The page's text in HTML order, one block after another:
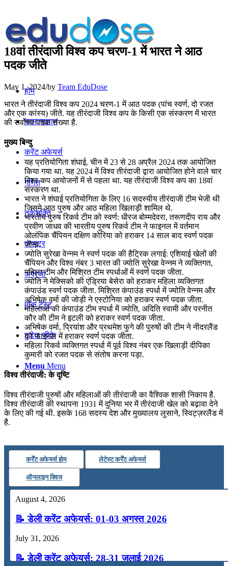
होम
सामान्यज्ञान
करेंट अफेयर्स
गणित
तर्कशक्ति
कंप्यूटर
अंग्रेजी
मॉक टेस्ट
टुडेज जीके
Menu Menu
18वां तीरंदाजी विश्व कप चरण-1 में भारत ने आठ
पदक जीते
May 1, 2024/by Team EduDose
भारत ने तीरंदाजी विश्व कप 2024 चरण-1 में आठ पदक (पांच स्वर्ण, दो रजत
और एक कांस्य) जीते. यह तीरंदाजी विश्व कप के किसी एक संस्करण में भारत
की सर्वोच्च पदक संख्या है.
मुख्य बिन्दु
यह प्रतियोगिता शंघाई, चीन में 23 से 28 अप्रैल 2024 तक आयोजित
किया गया था. यह 2024 में विश्व तीरंदाजी द्वारा आयोजित होने वाले चार
विश्व कप आयोजनों में से पहला था. यह तीरंदाजी विश्व कप का 18वां
संस्करण था.
भारत ने शंघाई प्रतियोगिता के लिए 16 सदस्यीय तीरंदाजी टीम भेजी थी
जिसमे आठ पुरुष और आठ महिला खिलाड़ी शामिल थे.
भारतीय पुरुष रिकर्व टीम को स्वर्ण: धीरज बोम्मदेवरा, तरूणदीप राय और
प्रवीण जाधव की भारतीय पुरुष रिकर्व टीम ने फाइनल में वर्तमान
ओलंपिक चैंपियन दक्षिण कोरिया को हराकर 14 साल बाद स्वर्ण पदक
जीता.
ज्योति सुरेखा वेन्नम ने स्वर्ण पदक की हैट्रिक लगाई: एशियाई खेलों की
चैंपियन और विश्व नंबर 3 भारत की ज्योति सुरेखा वेन्नम ने व्यक्तिगत,
महिला टीम और मिश्रित टीम स्पर्धाओं में स्वर्ण पदक जीता.
ज्योति ने मेक्सिको की एंड्रिया बेसेरा को हराकर महिला व्यक्तिगत
कंपाउंड स्वर्ण पदक जीता. मिश्रित कंपाउंड स्पर्धा में ज्योति वेन्नम और
अभिषेक वर्मा की जोड़ी ने एस्‍टोनिया को हराकर स्वर्ण पदक जीता.
महिलाओं की कंपाउंड टीम स्पर्धा में ज्योति, अदिति स्वामी और परनीत
कौर की टीम ने इटली को हराकर स्वर्ण पदक जीता.
अभिषेक वर्मा, प्रियांश और प्रथमेश फुगे की पुरुषों की टीम ने नीदरलैंड
को फाइनल में हराकर स्वर्ण पदक जीता.
महिला रिकर्व व्यक्तिगत स्पर्धा में पूर्व विश्व नंबर एक खिलाड़ी दीपिका
कुमारी को रजत पदक से संतोष करना पड़ा.
विश्व तीरंदाजी: के दृष्टि
विश्व तीरंदाजी पुरुषों और महिलाओं की तीरंदाजी का वैश्विक शासी निकाय है.
विश्व तीरंदाजी की स्थापना 1931 में दुनिया भर में तीरंदाजी खेल को बढ़ावा देने
के लिए की गई थी. इसके 168 सदस्य देश और मुख्यालय लुसाने, स्विट्ज़रलैंड में
है.
कर्रेंट अफेयर्स होम लेटेस्ट कर्रेंट अफेयर्स
ऑनलाइन क्विज
August 4, 2026
📝 डेली करेंट अफेयर्स: 01-03 अगस्त 2026
July 31, 2026
📝 डेली करेंट अफेयर्स: 28-31 जुलाई 2026